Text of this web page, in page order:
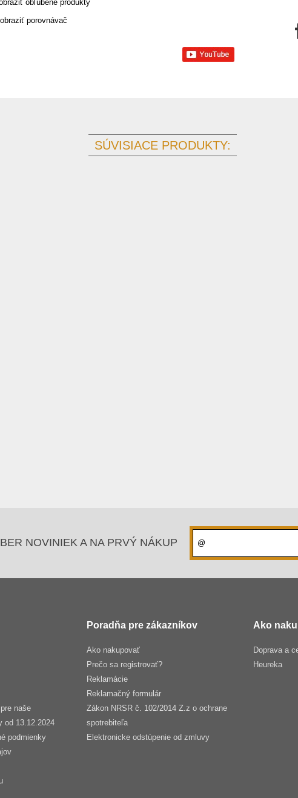
obľúbené produkty
porovnávač
SÚVISIACE PRODUKTY:
NOVINIEK A NA PRVÝ NÁKUP
naše
od 13.12.2024
podmienky
Poradňa pre zákazníkov
Ako nakupovať
Prečo sa registrovať?
Reklamácie
Reklamačný formulár
Zákon NRSR č. 102/2014 Z.z o ochrane
spotrebiteľa
Elektronicke odstúpenie od zmluvy
Ako
Doprava a
Heureka